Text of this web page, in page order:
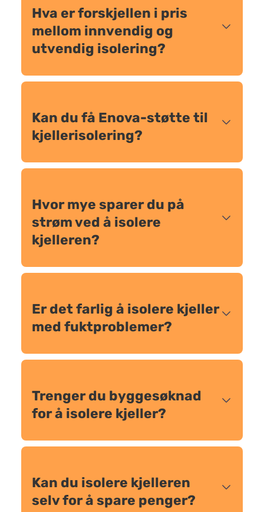
Hva er forskjellen i pris
mellom innvendig og
utvendig isolering?
Kan du få Enova-støtte til
kjellerisolering?
Hvor mye sparer du på
strøm ved å isolere
kjelleren?
Er det farlig å isolere kjeller
med fuktproblemer?
Trenger du byggesøknad
for å isolere kjeller?
Kan du isolere kjelleren
selv for å spare penger?